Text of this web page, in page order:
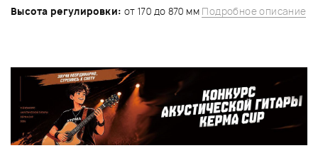
Высота регулировки: от 170 до 870 мм Подробное описание